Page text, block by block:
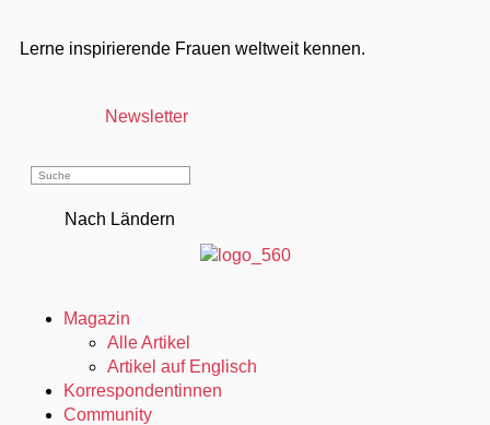
Lerne inspirierende Frauen weltweit kennen.
Newsletter
Nach Ländern
Magazin
Alle Artikel
Artikel auf Englisch
Korrespondentinnen
Community